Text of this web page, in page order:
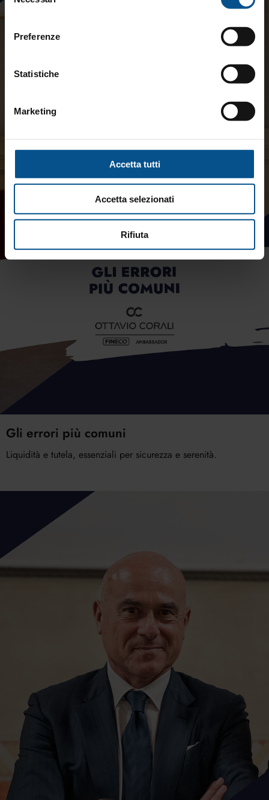
Preferenze
Statistiche
Marketing
Accetta tutti
Accetta selezionati
Rifiuta
Gli errori più comuni
Liquidità e tutela, essenziali per sicurezza e serenità.